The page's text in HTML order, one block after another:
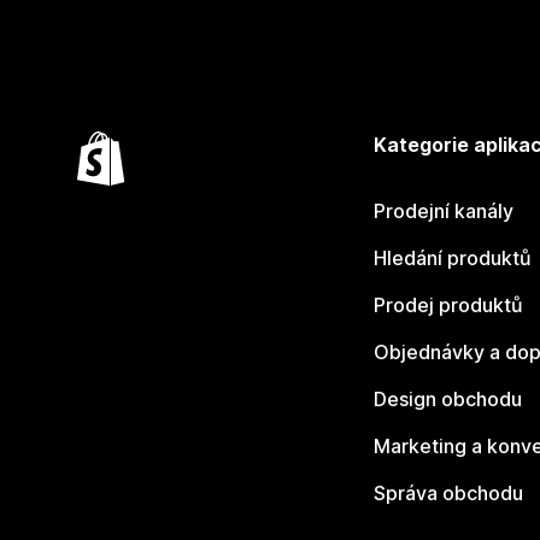
Kategorie
Prodejní kanály
Hledání produktů
Prodej produktů
Objednávky a
Design obchodu
Marketing a
Správa obchodu